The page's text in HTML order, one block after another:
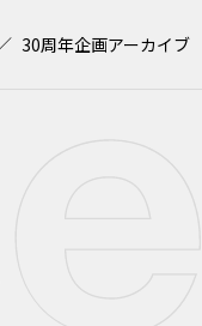
30周年企画アーカイブ